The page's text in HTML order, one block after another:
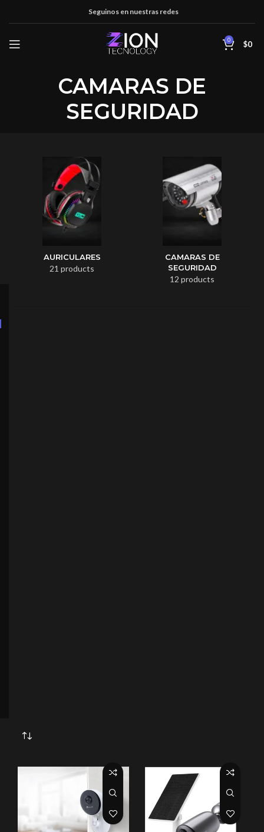
Seguinos en nuestras redes
0 $0
CAMARAS DE
SEGURIDAD
AURICULARES
21 products
CAMARAS DE
SEGURIDAD
12 products